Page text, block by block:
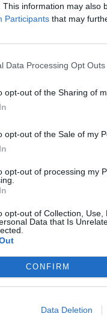
This information may also
Participants that may
Data Processing Opt Outs
opt-out of the Sharing of
opt-out of the Sale of my
opt-out of processing my
opt-out of Collection,
Data that Is
CONFIRM
Data Deletion
e gjatë në
përkatësisht 6.1
shërbime
duke lënë
Shqipërinë me
përgjithshme e
e shërbimit në
e sigurisë
raportime të
apo
së
është e
publike dhe